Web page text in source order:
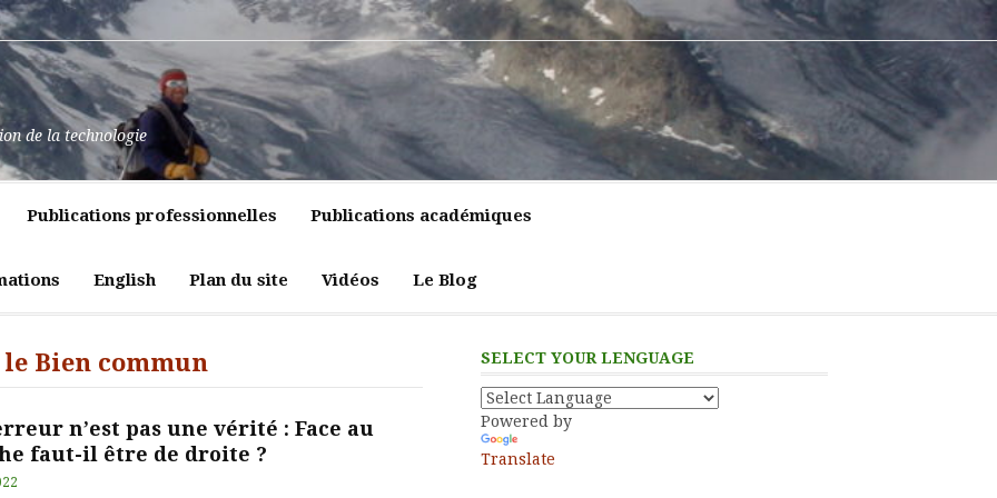
de la technologie
Publications professionnelles Publications académiques
English Plan du site Vidéos Le Blog
Bien commun
n’est pas une vérité : Face au
faut-il être de droite ?
SELECT YOUR LENGUAGE
Powered by
Translate